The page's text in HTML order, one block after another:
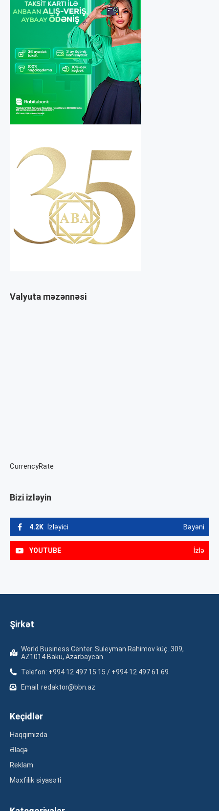
Valyuta məzənnəsi
CurrencyRate
Bizi izləyin
4.2K İzləyici Bəyəni
YOUTUBE İzlə
Şirkət
World Business Center. Suleyman Rahimov küç. 309,
AZ1014 Baku, Azərbaycan
Telefon: +994 12 497 15 15 / +994 12 497 61 69
Email: redaktor@bbn.az
Keçidlər
Haqqımızda
Əlaqə
Reklam
Məxfilik siyasəti